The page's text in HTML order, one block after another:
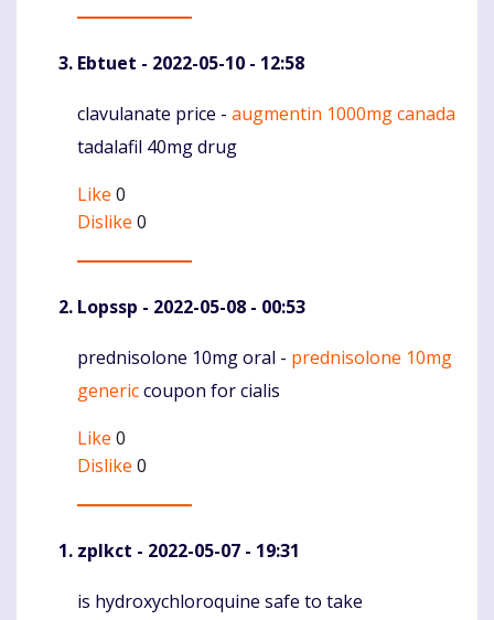
Ebtuet - 2022-05-10 - 12:58
Komentaras
clavulanate price - augmentin 1000mg canada
tadalafil 40mg drug
Like 0
Dislike 0
Lopssp - 2022-05-08 - 00:53
Komentaras
prednisolone 10mg oral - prednisolone 10mg
genericcoupon for cialis
Like 0
Dislike 0
zplkct - 2022-05-07 - 19:31
Komentaras
is hydroxychloroquine safe to take